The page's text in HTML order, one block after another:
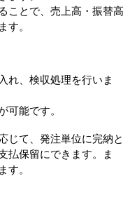
ことで、売上高・振替高
す。
れ、検収処理を行いま
可能です。
じて、発注単位に完納と
払保留にできます。ま
す。